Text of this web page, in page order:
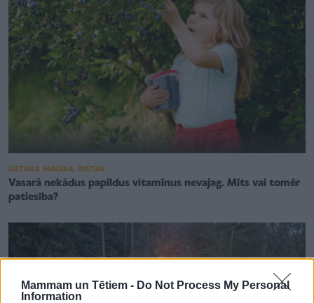
Mammam un Tētiem - Do Not Process My Personal
Information
UZTURA MĀCĪBA, DIĒTAS
Vasarā nekādus papildus vitamīnus nevajag. Mīts vai tomēr
patiesība?